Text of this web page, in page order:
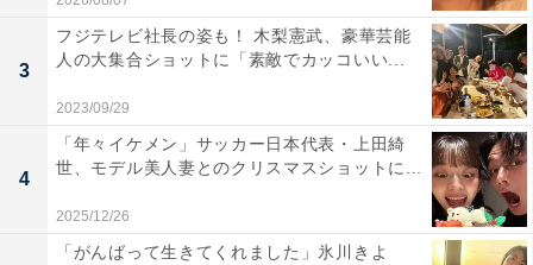
3
フジテレビ社長の姿も！ 木梨憲武、豪華芸能
人の大集合ショットに「素敵でカッコいい...
2023/09/29
4
「年々イケメン」サッカー日本代表・上田綺
世、モデル美人妻とのクリスマスショットに...
2025/12/26
「がんばって生きてくれました」氷川きよ